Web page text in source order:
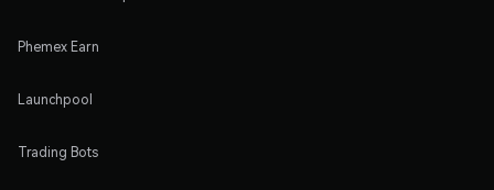
Phemex Earn
Launchpool
Trading Bots